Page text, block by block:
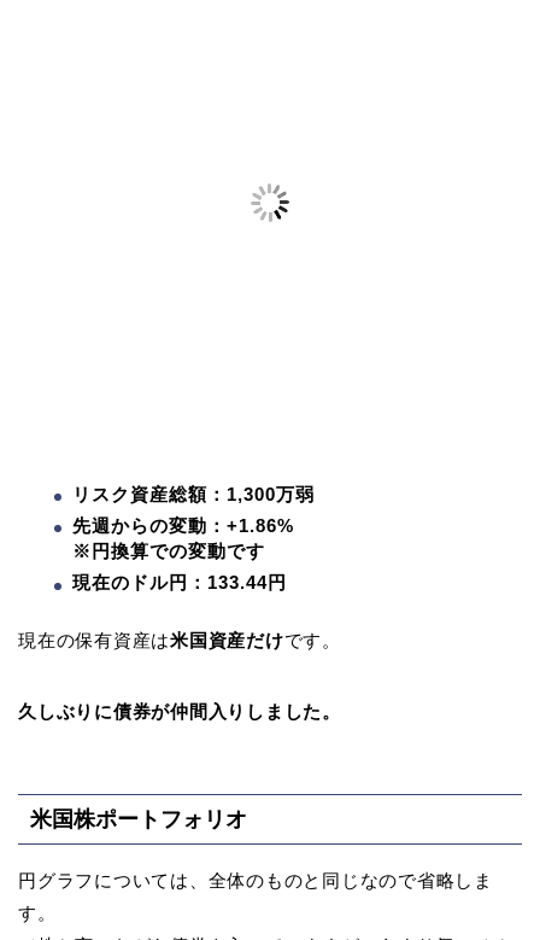
リスク資産総額：1,300万弱
先週からの変動：+1.86%
※円換算での変動です
現在のドル円：133.44円
現在の保有資産は米国資産だけです。
久しぶりに債券が仲間入りしました。
米国株ポートフォリオ
円グラフについては、全体のものと同じなので省略しま
す。